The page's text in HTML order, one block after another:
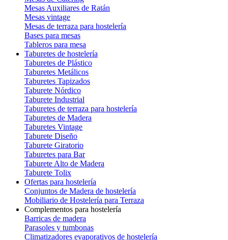
Mesas Auxiliares de Ratán
Mesas vintage
Mesas de terraza para hostelería
Bases para mesas
Tableros para mesa
Taburetes de hostelería
Taburetes de Plástico
Taburetes Metálicos
Taburetes Tapizados
Taburete Nórdico
Taburete Industrial
Taburetes de terraza para hostelería
Taburetes de Madera
Taburetes Vintage
Taburete Diseño
Taburete Giratorio
Taburetes para Bar
Taburete Alto de Madera
Taburete Tolix
Ofertas para hostelería
Conjuntos de Madera de hostelería
Mobiliario de Hostelería para Terraza
Complementos para hostelería
Barricas de madera
Parasoles y tumbonas
Climatizadores evaporativos de hostelería